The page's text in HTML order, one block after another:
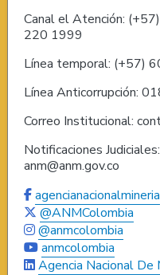
Canal el Atención:
220 1999
Línea temporal: (+57)
Línea Anticorrupción:
Correo Institucional:
Notificaciones
anm@anm.gov.co
agencianacionalmineria
@ANMColombia
@anmcolombia
anmcolombia
Agencia Nacional De